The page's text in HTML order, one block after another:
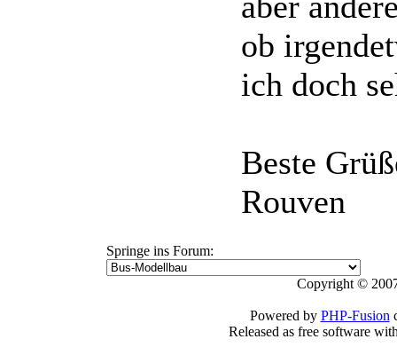
ob
ich doch
Beste
Rouven
Springe ins Forum:
Copyright ©
Powered by PHP-Fusion
Released as free software